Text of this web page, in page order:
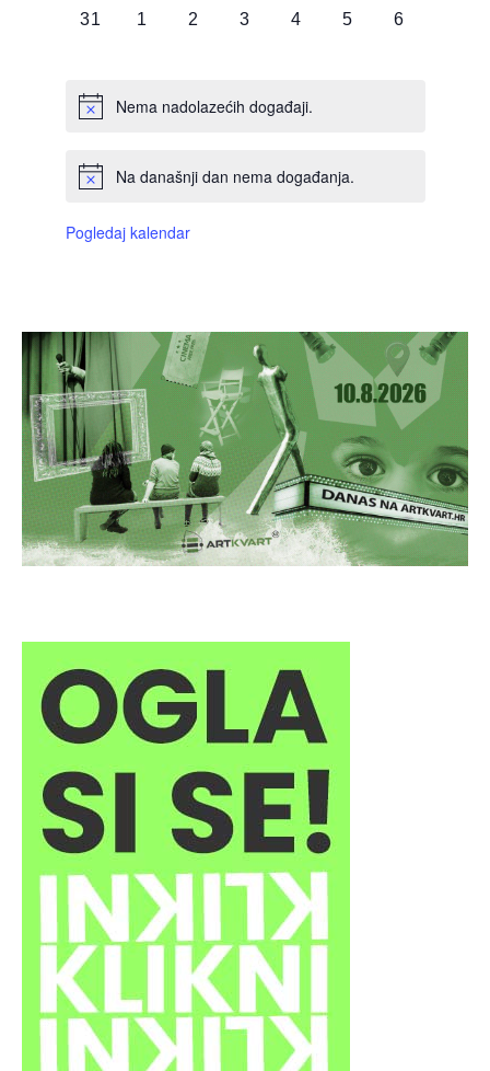
0
31
0
1
0
2
0
3
0
4
0
5
0
6
Nema nadolazećih događaji.
Na današnji dan nema događanja.
Pogledaj kalendar